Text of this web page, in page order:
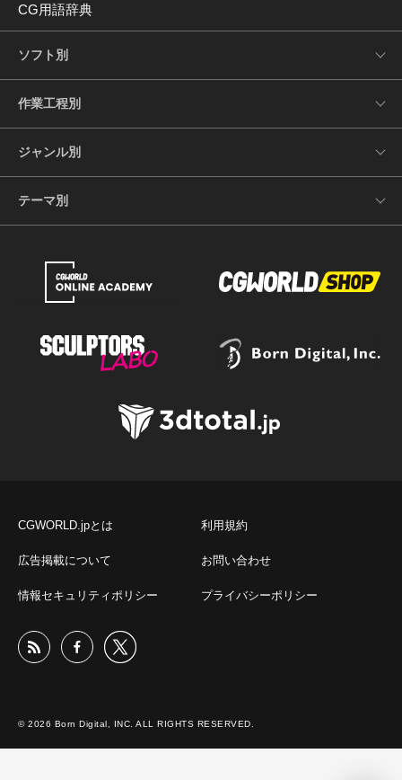
CG用語辞典
ソフト別
作業工程別
ジャンル別
テーマ別
CGWORLD.jpとは 利用規約
広告掲載について お問い合わせ
情報セキュリティポリシー プライバシーポリシー
© 2026 Born Digital, INC. ALL RIGHTS RESERVED.